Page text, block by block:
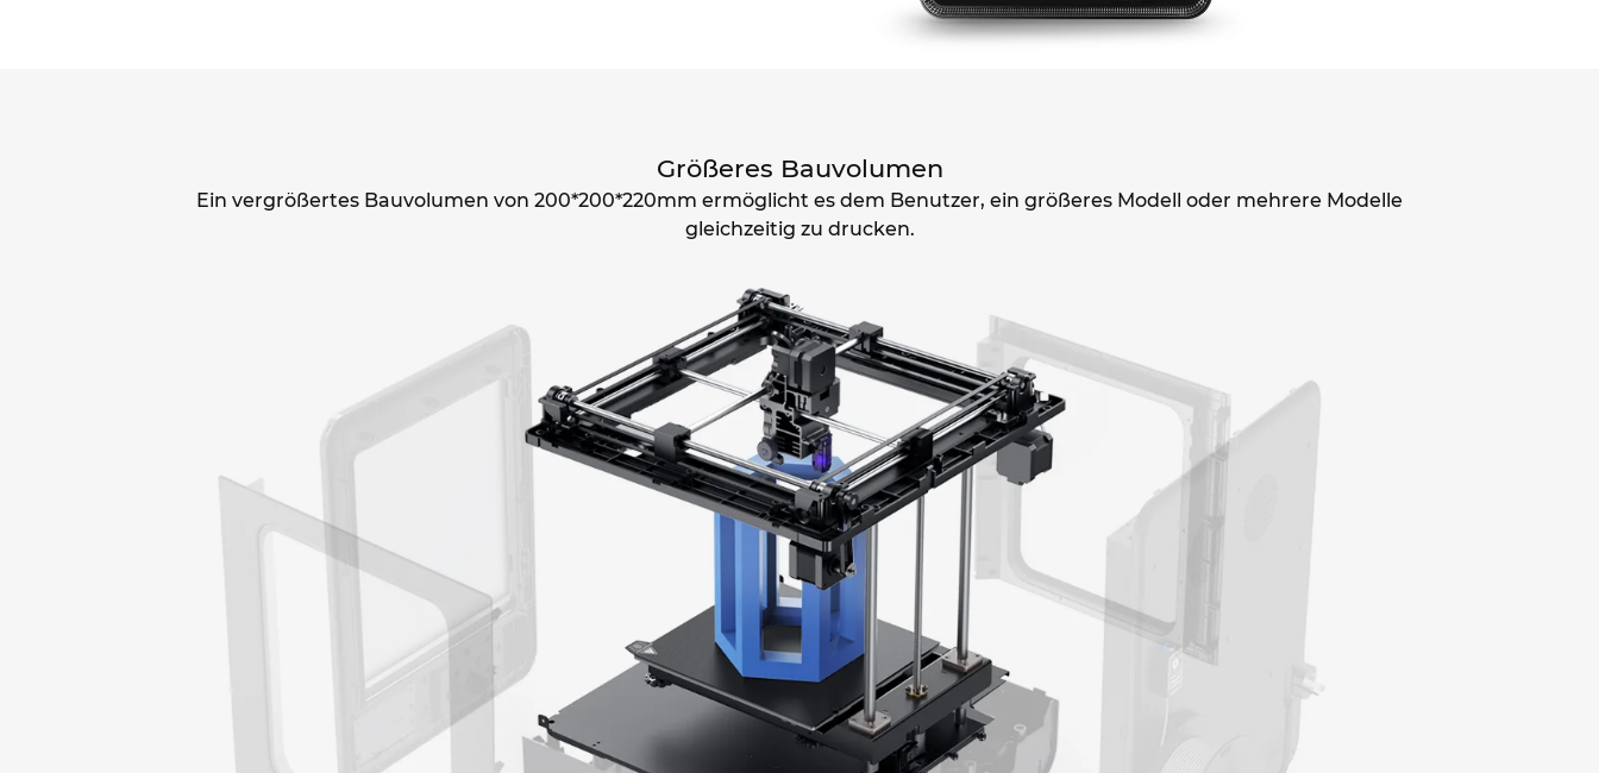
Größeres Bauvolumen
Ein vergrößertes Bauvolumen von 200*200*220mm ermöglicht es dem Benutzer, ein größeres Modell oder mehrere Modelle
gleichzeitig zu drucken.